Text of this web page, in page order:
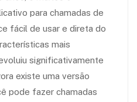
para chamadas de
fácil de usar e direta do
mais
significativamente
existe uma versão
pode fazer chamadas